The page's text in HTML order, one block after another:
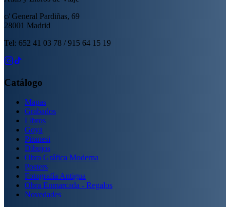
c/ General Pardiñas, 69
28001 Madrid
Tel: 652 41 03 78 / 915 64 15 19
Catálogo
Mapas
Grabados
Libros
Goya
Piranesi
Dibujos
Obra Gráfica Moderna
Posters
Fotografía Antigua
Obra Enmarcada - Regalos
Novedades